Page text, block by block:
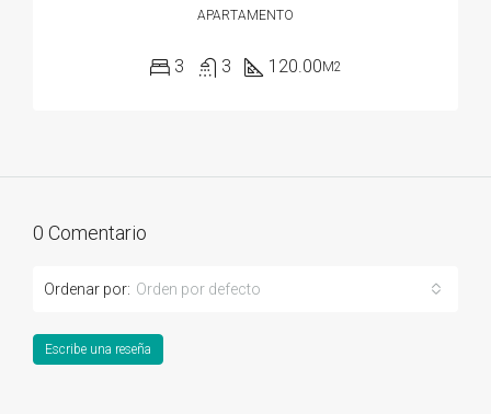
APARTAMENTO
3 3 120.00M2
0 Comentario
Ordenar por: Orden por defecto
Escribe una reseña